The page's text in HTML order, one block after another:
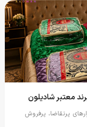
معتبر شادیلون
پرتقاضا، پرفروش